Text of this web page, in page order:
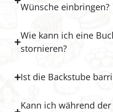
Wünsche einbringen?
Wie kann ich eine
stornieren?
Ist die Backstube
Kann ich während